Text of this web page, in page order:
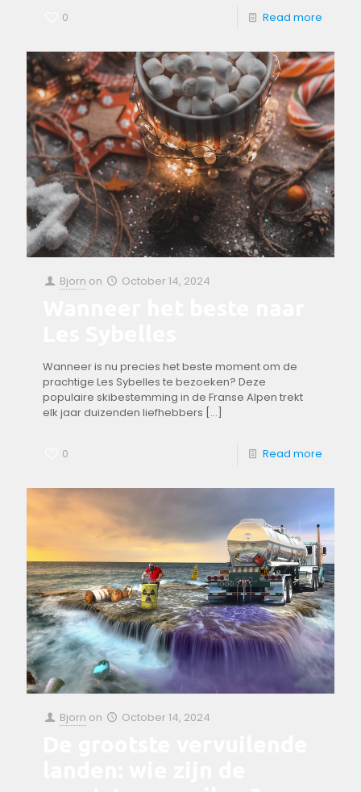
0 Read more
Bjorn on October 14, 2024
Wanneer is nu‌ precies het beste​ moment om de​
prachtige Les Sybelles te bezoeken? Deze
⁢populaire⁤ skibestemming in de Franse‌ Alpen trekt
elk jaar ‌duizenden liefhebbers […]
0 Read more
Bjorn on October 14, 2024